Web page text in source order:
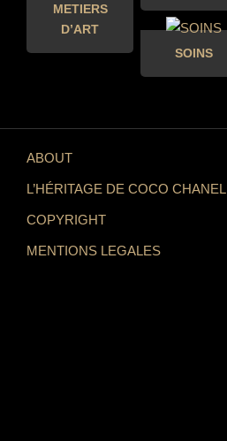
METIERS
D’ART
SOINS
ABOUT
L’HÉRITAGE DE COCO CHANEL
COPYRIGHT
MENTIONS LEGALES